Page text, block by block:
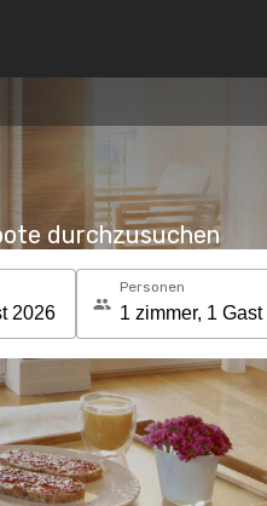
durchzusuchen
Personen